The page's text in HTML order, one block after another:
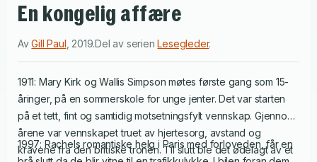
En kongelig affære
AvGill Paul 2019.Del av serienLesegleder.
1911: Mary Kirk og Wallis Simpson møtes første gang som 15-
åringer, på en sommerskole for unge jenter. Det var starten
på et tett, fint og samtidig motsetningsfylt vennskap. Gjennom
årene var vennskapet truet av hjertesorg, avstand og
kravene fra den britiske tronen. Til slutt ble det ødelagt av et
1997: Rachels romantiske helg i Paris med forloveden, får en